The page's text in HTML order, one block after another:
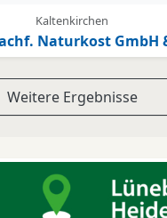
Kaltenkirchen
Naturkost GmbH
Weitere Ergebnisse